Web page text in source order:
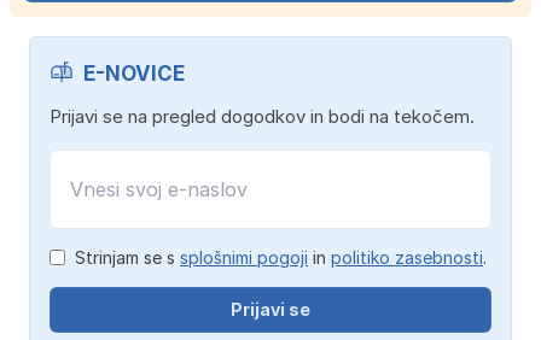
E-NOVICE
Prijavi se na pregled dogodkov in bodi na tekočem.
Strinjam se s splošnimi pogoji in politiko zasebnosti.
Prijavi se